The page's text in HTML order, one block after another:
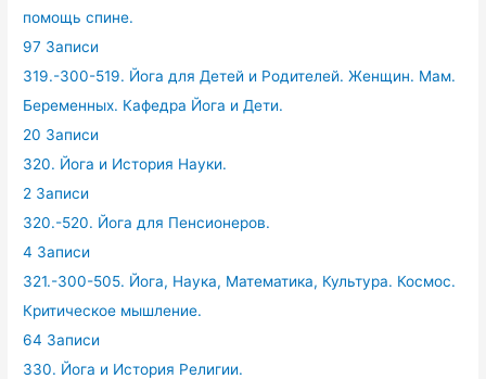
помощь спине.
97 Записи
319.-300-519. Йога для Детей и Родителей. Женщин. Мам.
Беременных. Кафедра Йога и Дети.
20 Записи
320. Йога и История Науки.
2 Записи
320.-520. Йога для Пенсионеров.
4 Записи
321.-300-505. Йога, Наука, Математика, Культура. Космос.
Критическое мышление.
64 Записи
330. Йога и История Религии.